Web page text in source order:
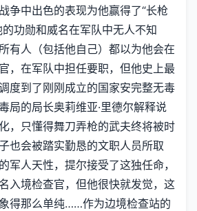
争中出色的表现为他赢得了“长枪
功勋和威名在军队中无人不知
有人（包括他自己）都以为他会在
，在军队中担任要职，但他史上最
度到了刚刚成立的国家安完整无毒
局的局长奥莉维亚·里德尔解释说
，只懂得舞刀弄枪的武夫终将被时
也会被踏实勤恳的文职人员所取
军人天性，提尔接受了这独任命，
入境检查官，但他很快就发觉，这
得那么单纯……作为边境检查站的